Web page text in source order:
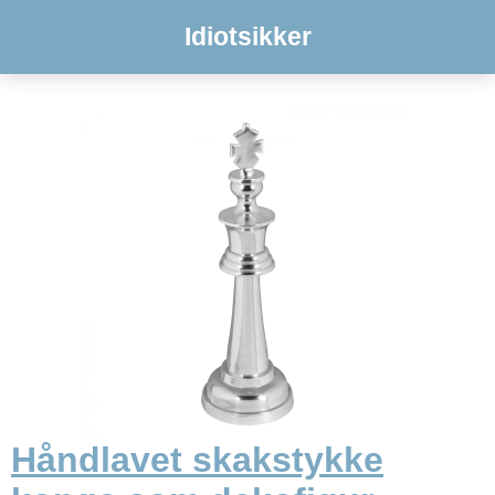
Idiotsikker
Håndlavet skakstykke